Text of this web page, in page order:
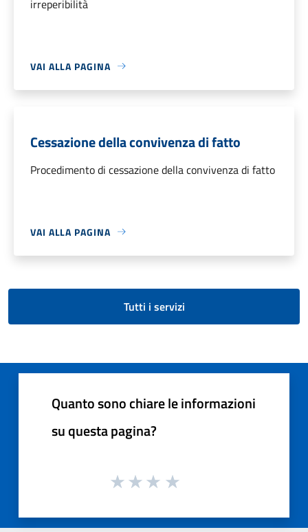
irreperibilità
VAI ALLA PAGINA
Cessazione della convivenza di fatto
Procedimento di cessazione della convivenza di fatto
VAI ALLA PAGINA
Tutti i servizi
Quanto sono chiare le informazioni
su questa pagina?